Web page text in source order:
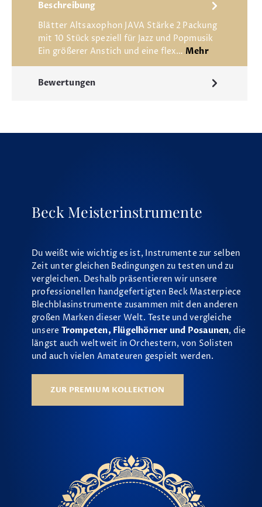
Beschreibung
Blätter Altsaxophon JAVA Stärke 2 Packung
mit 10 Stück speziell für Jazz und Popmusik
Ein größerer Anstich und eine flex… Mehr
Bewertungen
Beck Meisterinstrumente
Du weißt wie wichtig es ist, Instrumente zur selben
Zeit unter gleichen Bedingungen zu testen und zu
vergleichen. Deshalb präsentieren wir unsere
professionellen handgefertigten Beck Masterpiece
Blechblasinstrumente zusammen mit den anderen
großen Marken dieser Welt. Teste und vergleiche
unsere Trompeten, Flügelhörner und Posaunen, die
längst auch weltweit in Orchestern, von Solisten
und auch vielen Amateuren gespielt werden.
ZUR PREMIUM KOLLEKTION